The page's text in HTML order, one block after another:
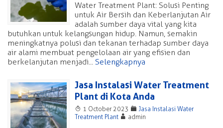
Water Treatment Plant: Solusi Penting
untuk Air Bersih dan Keberlanjutan Air
adalah sumber daya vital yang kita
butuhkan untuk kelangsungan hidup. Namun, semakin
meningkatnya polusi dan tekanan terhadap sumber daya
air alami membuat pengelolaan air yang efisien dan
berkelanjutan menjadi... Selengkapnya
Jasa Instalasi Water Treatment
Plant di Kota Anda
T 1 October 2023 F Jasa Instalasi Water
Treatment Plant A admin